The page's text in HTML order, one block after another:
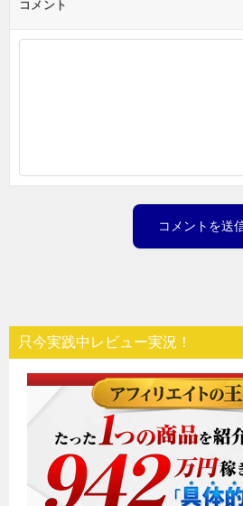
コメント
只今実践中レビュー実況！